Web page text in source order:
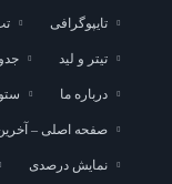
تایپوگرافی
تیتر و لید
درباره ما
صفحه اصلی – آخرین
نمایش درصدی